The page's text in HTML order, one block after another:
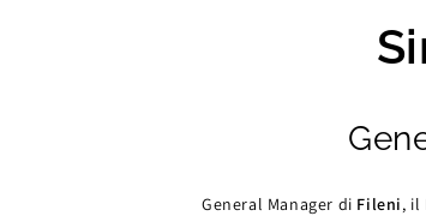
General Manager di Fileni, il